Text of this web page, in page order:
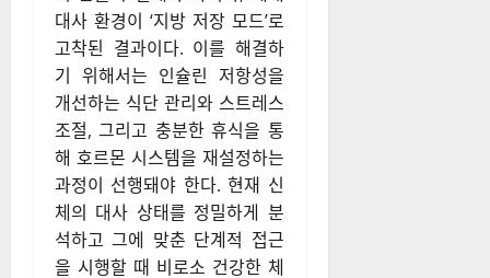
몬인 레프틴 농도는 낮아지고
배고픔을 유발하는 그렐린 농도
는 높아져 대사 균형이 붕괴된
다.
살이 빠지지 않는 정체기는 단
순히 덜 먹고 더 움직이는 에너
지 산술의 실패가 아니라, 체내
대사 환경이 ‘지방 저장 모드’로
고착된 결과이다. 이를 해결하